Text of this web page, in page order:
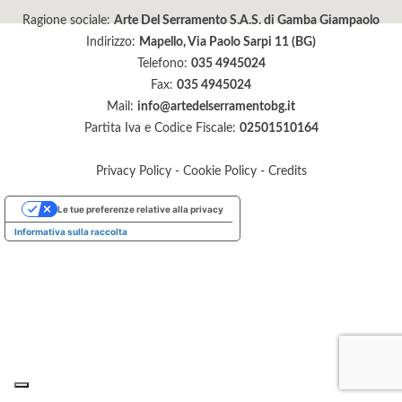
Ragione sociale:Arte Del Serramento S.A.S. di Gamba Giampaolo
Indirizzo: Mapello, Via Paolo Sarpi 11 (BG)
Telefono: 035 4945024
Fax: 035 4945024
Mail: info@artedelserramentobg.it
Partita Iva e Codice Fiscale: 02501510164
Privacy Policy - Cookie Policy - Credits
Informativa sulla raccolta
Le tue preferenze relative alla privacy